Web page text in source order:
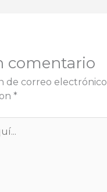
comentario
de correo
*